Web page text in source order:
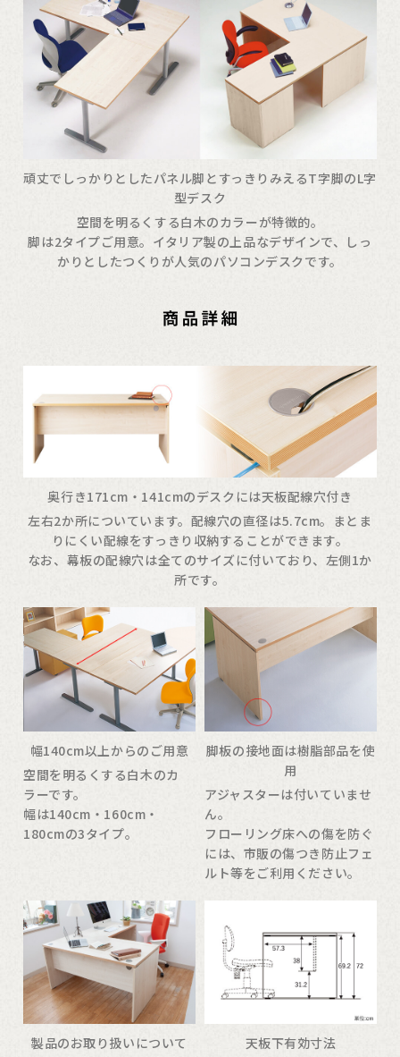
頑丈でしっかりとしたパネル脚とすっきりみえるT字脚のL字
型デスク
空間を明るくする白木のカラーが特徴的。
脚は2タイプご用意。イタリア製の上品なデザインで、しっ
かりとしたつくりが人気のパソコンデスクです。
奥行き171cm・141cmのデスクには天板配線穴付き
左右2か所についています。配線穴の直径は5.7cm。まとま
りにくい配線をすっきり収納することができます。
なお、幕板の配線穴は全てのサイズに付いており、左側1か
所です。
幅140cm以上からのご用意
空間を明るくする白木のカ
ラーです。
幅は140cm・160cm・
180cmの3タイプ。
脚板の接地面は樹脂部品を使
用
アジャスターは付いていませ
ん。
フローリング床への傷を防ぐ
には、市販の傷つき防止フェ
ルト等をご利用ください。
製品のお取り扱いについて
天板下有効寸法